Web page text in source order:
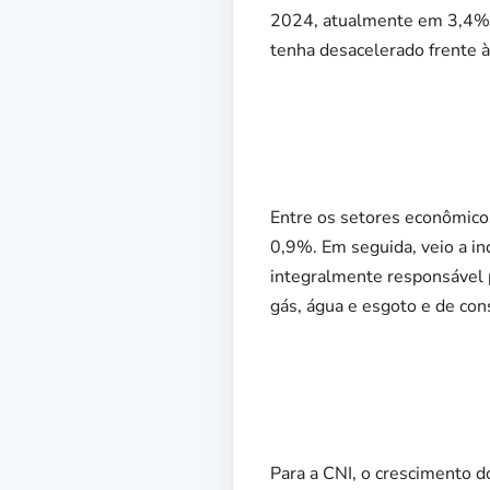
2024, atualmente em
tenha desacelerado frente
Entre os setores
0,9%. Em seguida, veio a
integralmente responsável
gás, água e esgoto e de
Para a CNI, o crescimento